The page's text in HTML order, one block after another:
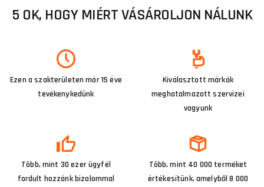
5 OK, HOGY MIÉRT VÁSÁROLJON NÁLUNK
Ezen a szakterületen már 15 éve
tevékenykedünk
Kiválasztott márkák
meghatalmazott szervizei
vagyunk
Több, mint 30 ezer ügyfél
fordult hozzánk bizalommal
Több, mint 40 000 terméket
értékesítünk, amelyből 8 000